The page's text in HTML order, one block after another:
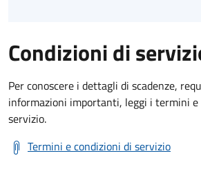
Condizioni di
Per conoscere i dettagli di scadenze,
informazioni importanti, leggi i termini e
servizio.
Termini e condizioni di servizio